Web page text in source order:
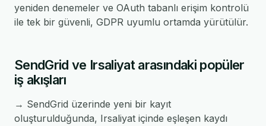
yeniden denemeler ve OAuth tabanlı erişim kontrolü
ile tek bir güvenli, GDPR uyumlu ortamda yürütülür.
SendGrid ve Irsaliyat arasındaki popüler
iş akışları
→ SendGrid üzerinde yeni bir kayıt
oluşturulduğunda, Irsaliyat içinde eşleşen kaydı